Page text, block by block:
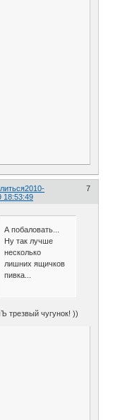
7
2010-
18:53:49
А побаловать...
Ну так лучше
несколько
лишних ящичков
пивка...
трезвый чугунок! ))